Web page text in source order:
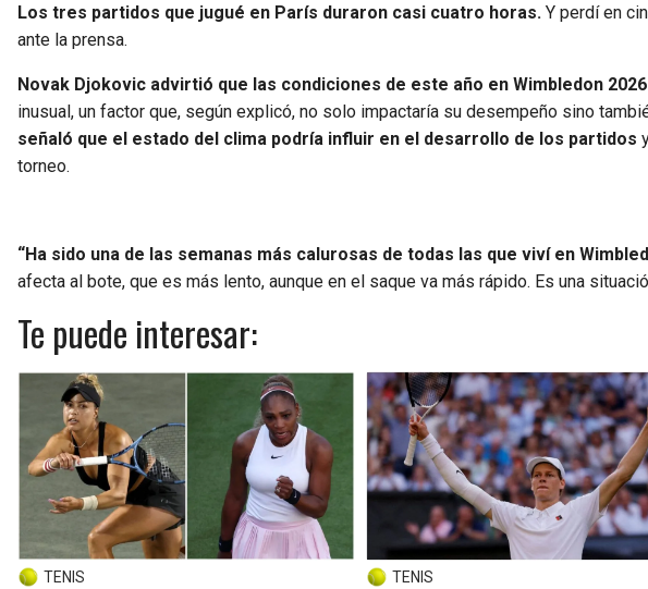
Los tres partidos que jugué en París duraron casi cuatro horas. Y perdí en
ante la prensa.
Novak Djokovic advirtió que las condiciones de este año en Wimbledon 2026
inusual, un factor que, según explicó, no solo impactaría su desempeño sino
señaló que el estado del clima podría influir en el desarrollo de los partidos
torneo.
“Ha sido una de las semanas más calurosas de todas las que viví en
afecta al bote, que es más lento, aunque en el saque va más rápido. Es una
Te puede interesar:
TENIS TENIS